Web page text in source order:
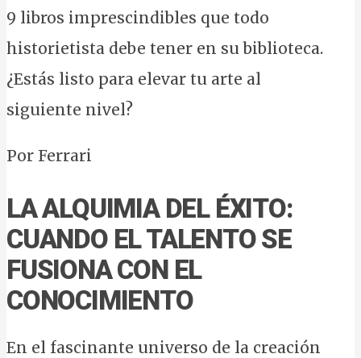
9 libros imprescindibles que todo
historietista debe tener en su biblioteca.
¿Estás listo para elevar tu arte al
siguiente nivel?
Por Ferrari
LA ALQUIMIA DEL ÉXITO:
CUANDO EL TALENTO SE
FUSIONA CON EL
CONOCIMIENTO
En el fascinante universo de la creación